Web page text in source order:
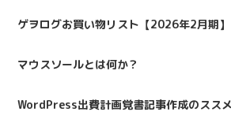
ゲヲログお買い物リスト【2026年2月期】
マウスソールとは何か？
WordPress出費計画覚書記事作成のススメ